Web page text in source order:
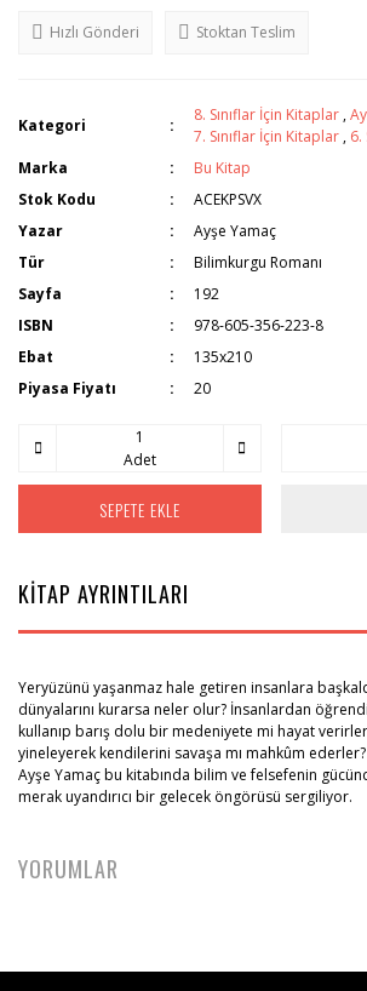
Hızlı Gönderi Stoktan Teslim
Kategori
8. Sınıflar İçin Kitaplar ,
7. Sınıflar İçin Kitaplar , 6.
Marka
Bu Kitap
Stok Kodu
ACEKPSVX
Yazar
Ayşe Yamaç
Tür
Bilimkurgu Romanı
Sayfa
192
ISBN
978-605-356-223-8
Ebat
135x210
Piyasa Fiyatı
20
Adet
SEPETE EKLE
KİTAP AYRINTILARI
Yeryüzünü yaşanmaz hale getiren insanlara
dünyalarını kurarsa neler olur? İnsanlardan
kullanıp barış dolu bir medeniyete mi hayat
yineleyerek kendilerini savaşa mı mahkûm ederler?
Ayşe Yamaç bu kitabında bilim ve felsefenin
merak uyandırıcı bir gelecek öngörüsü sergiliyor.
YORUMLAR